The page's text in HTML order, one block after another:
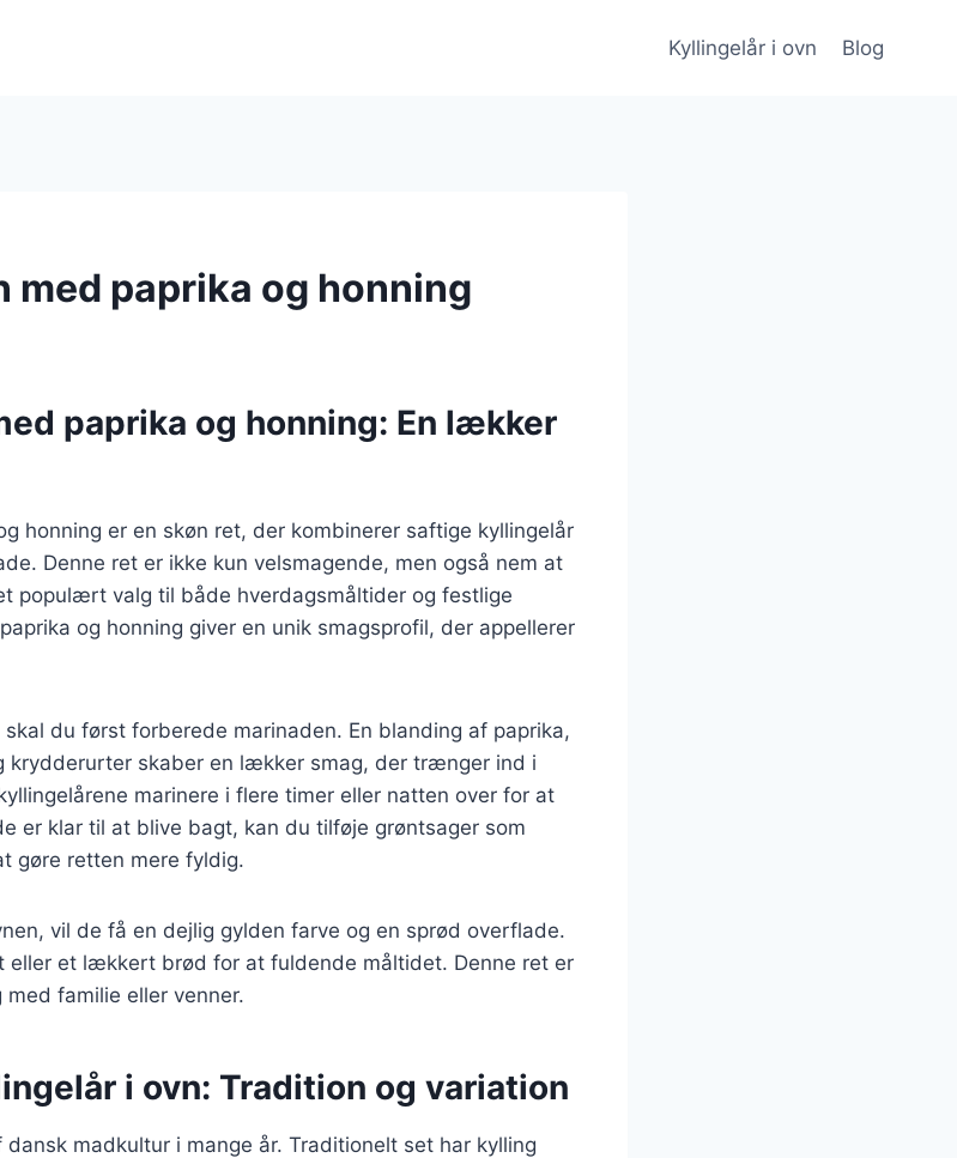
Kyllingelår i ovn Blog
med paprika og honning
paprika og honning: En lækker
honning er en skøn ret, der kombinerer saftige kyllingelår
Denne ret er ikke kun velsmagende, men også nem at
populært valg til både hverdagsmåltider og festlige
og honning giver en unik smagsprofil, der appellerer
du først forberede marinaden. En blanding af paprika,
krydderurter skaber en lækker smag, der trænger ind i
marinere i flere timer eller natten over for at
er klar til at blive bagt, kan du tilføje grøntsager som
gøre retten mere fyldig.
vil de få en dejlig gylden farve og en sprød overflade.
eller et lækkert brød for at fuldende måltidet. Denne ret er
familie eller venner.
i ovn: Tradition og variation
madkultur i mange år. Traditionelt set har kylling